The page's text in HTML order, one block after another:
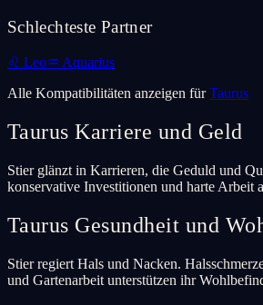
Schlechteste Partner
♌ Leo♒ Aquarius
Alle Kompatibilitäten anzeigen für Taurus
Taurus Karriere und Geld
Stier glänzt in Karrieren, die Geduld und
konservative Investitionen und harte Arbeit
Taurus Gesundheit und
Stier regiert Hals und Nacken.
und Gartenarbeit unterstützen ihr